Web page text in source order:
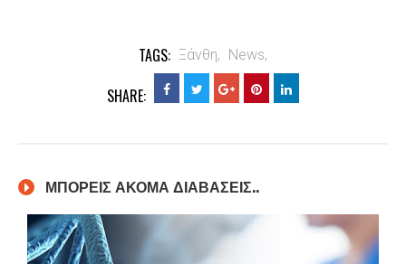
TAGS: Ξάνθη, News,
SHARE:
ΜΠΟΡΕΙΣ ΑΚΟΜΑ ΔΙΑΒΑΣΕΙΣ..